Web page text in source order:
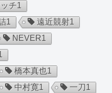
チ1
1 遠近競射1
NEVER1
橋本真也1
中村寛1 一刀1